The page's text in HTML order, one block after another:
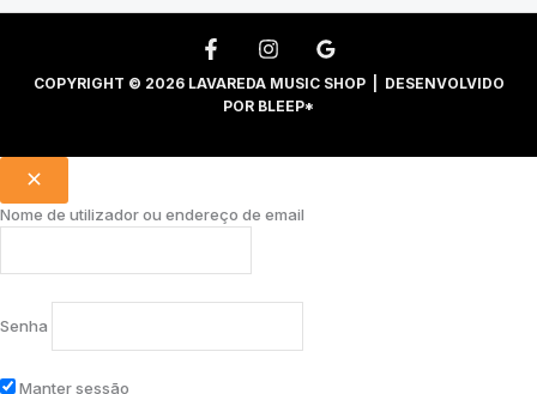
COPYRIGHT © 2026 LAVAREDA MUSIC SHOP | DESENVOLVIDO
POR BLEEP*
Nome de utilizador ou endereço de email
Senha
Manter sessão